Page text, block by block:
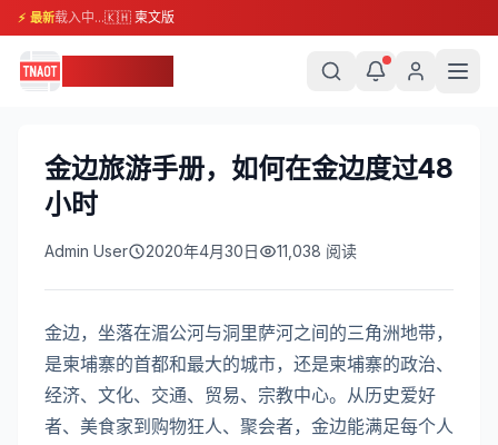
⚡ 最新载入中...🇰🇭 柬文版
金边旅游手册，如何在金边度过48
小时
Admin User 2020年4月30日 11,038 阅读
金边，坐落在湄公河与洞里萨河之间的三角洲地带，
是柬埔寨的首都和最大的城市，还是柬埔寨的政治、
经济、文化、交通、贸易、宗教中心。从历史爱好
者、美食家到购物狂人、聚会者，金边能满足每个人